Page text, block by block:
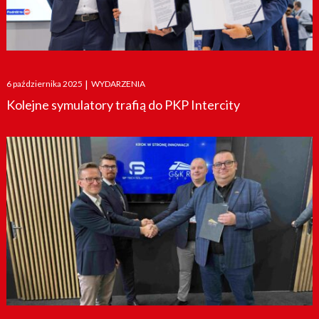
Posted
on
6 października 2025 | WYDARZENIA
Kolejne symulatory trafią do PKP Intercity